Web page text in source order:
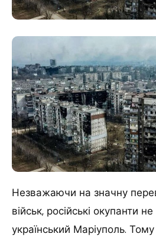
Незважаючи на значну
військ, російські окупанти
український Маріуполь. Тому